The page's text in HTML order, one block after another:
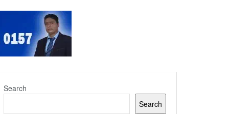
Search
Search